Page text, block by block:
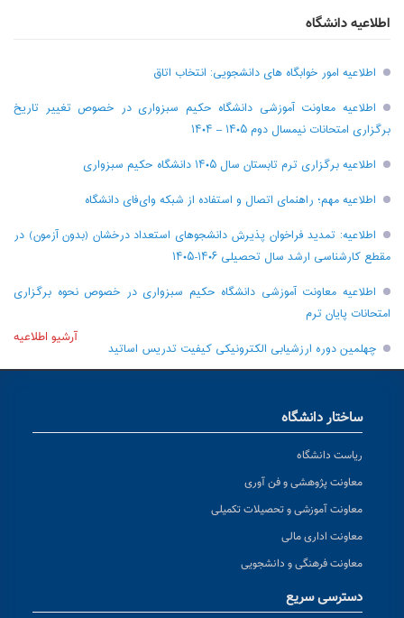
اطلاعیه دانشگاه
اطلاعیه امور خوابگاه های دانشجویی: انتخاب اتاق
اطلاعیه معاونت آموزشی دانشگاه حکیم سبزواری در خصوص تغییر تاریخ
برگزاری امتحانات نیمسال دوم ۱۴۰۵ – ۱۴۰۴
اطلاعیه برگزاری ترم تابستان سال ۱۴۰۵ دانشگاه حکیم سبزواری
اطلاعیه مهم؛ راهنمای اتصال و استفاده از شبکه وای‌فای دانشگاه
اطلاعیه: تمدید فراخوان پذیرش دانشجو‌های استعداد درخشان (بدون آزمون) در
مقطع کارشناسی ارشد سال تحصیلی ۱۴۰۶-۱۴۰۵
اطلاعیه معاونت آموزشی دانشگاه حکیم سبزواری در خصوص نحوه برگزاری
امتحانات پایان ترم
چهلمین دوره ارزشیابی الکترونیکی کیفیت تدریس اساتید
آرشیو اطلاعیه
ساختار دانشگاه
ریاست دانشگاه
معاونت پژوهشی و فن آوری
معاونت آموزشی و تحصیلات تکمیلی
معاونت اداری مالی
معاونت فرهنگی و دانشجویی
دسترسی سریع